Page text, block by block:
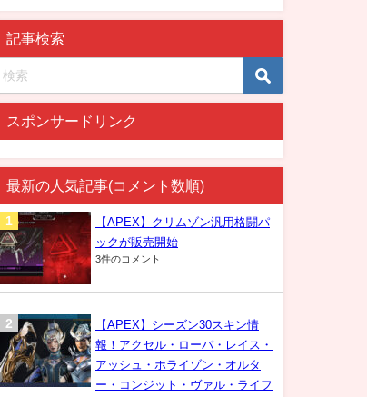
記事検索
スポンサードリンク
最新の人気記事(コメント数順)
【APEX】クリムゾン汎用格闘パ
ックが販売開始
3件のコメント
【APEX】シーズン30スキン情
報！アクセル・ローバ・レイス・
アッシュ・ホライゾン・オルタ
ー・コンジット・ヴァル・ライフ